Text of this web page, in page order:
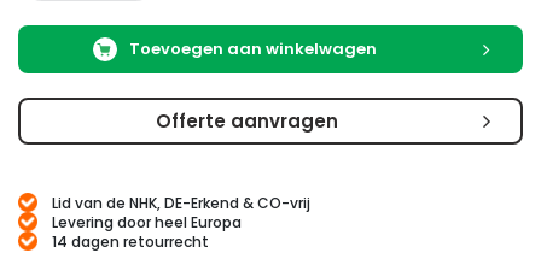
Toevoegen aan winkelwagen
Offerte aanvragen
Lid van de NHK, DE-Erkend & CO-vrij
Levering door heel Europa
14 dagen retourrecht